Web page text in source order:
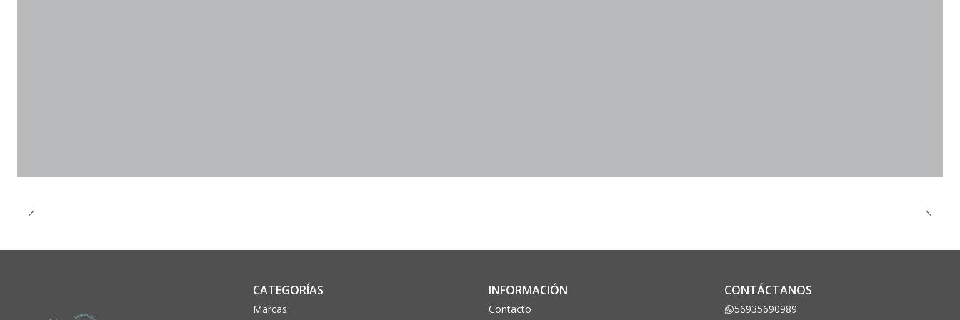
CATEGORÍAS
Marcas
INFORMACIÓN
Contacto
CONTÁCTANOS
56935690989